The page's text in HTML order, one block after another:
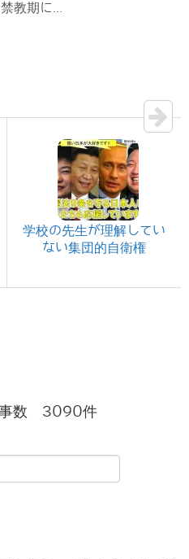
教期に...
学校の先生が理解してい
ない集団的自衛権
事数 3090件